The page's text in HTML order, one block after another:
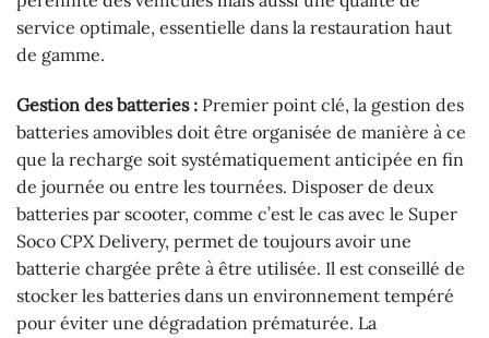
service optimale, essentielle dans la restauration haut
de gamme.
Gestion des batteries : Premier point clé, la gestion des
batteries amovibles doit être organisée de manière à ce
que la recharge soit systématiquement anticipée en fin
de journée ou entre les tournées. Disposer de deux
batteries par scooter, comme c’est le cas avec le Super
Soco CPX Delivery, permet de toujours avoir une
batterie chargée prête à être utilisée. Il est conseillé de
stocker les batteries dans un environnement tempéré
pour éviter une dégradation prématurée. La